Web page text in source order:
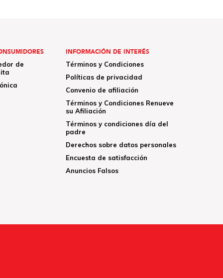
de
INFORMACIÓN DE INTERÉS
Términos y Condiciones
Políticas de privacidad
Convenio de afiliación
Términos y Condiciones Renueve
su Afiliación
Términos y condiciones día del
padre
Derechos sobre datos personales
Encuesta de satisfacción
Anuncios Falsos